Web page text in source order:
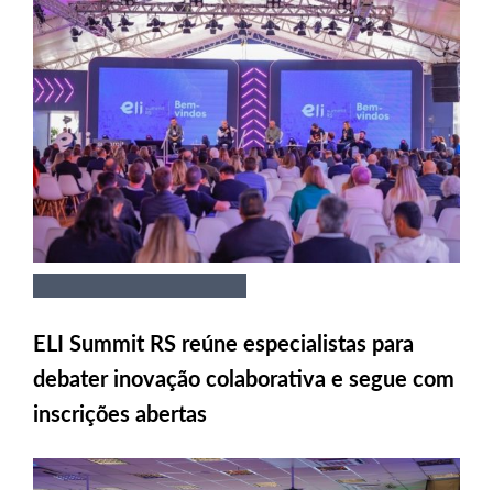
ELI Summit RS reúne especialistas para
debater inovação colaborativa e segue com
inscrições abertas